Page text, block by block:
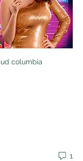
columbia
1